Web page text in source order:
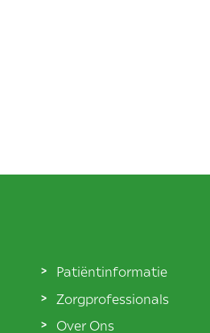
Patiëntinformatie
Zorgprofessionals
Over Ons